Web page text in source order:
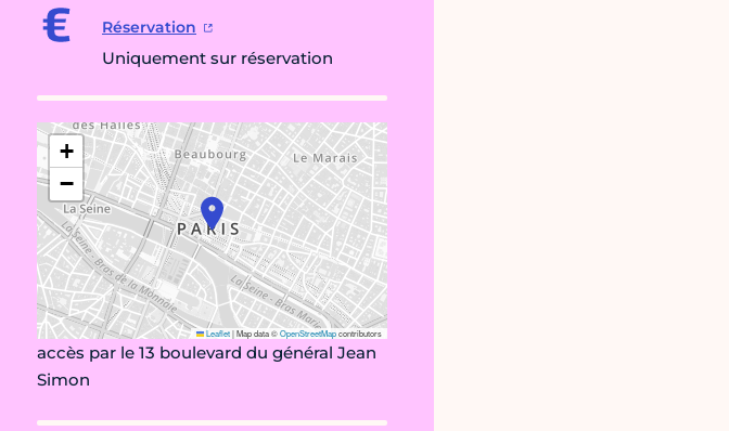
Réservation
Uniquement sur réservation
+
−
Leaflet|Map data ©OpenStreetMapcontributors
accès par le 13 boulevard du général Jean
Simon